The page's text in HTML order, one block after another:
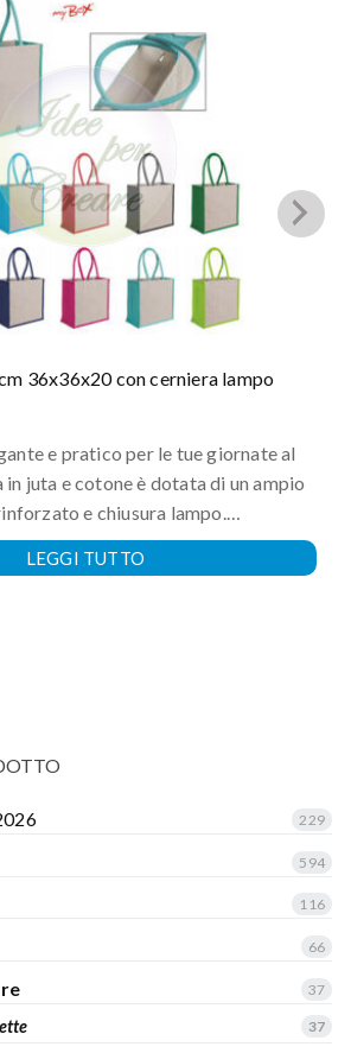
36x36x20 con cerniera lampo
e pratico per le tue giornate al
in juta e cotone è dotata di un ampio
e chiusura lampo.…
LEGGI TUTTO
229
594
116
66
37
37